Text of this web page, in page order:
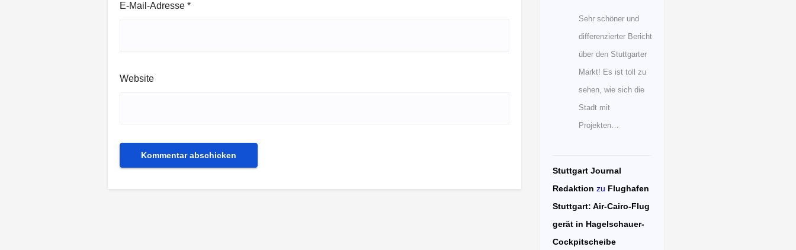
E-Mail-Adresse *
Website
Sehr schöner und
differenzierter Bericht
über den Stuttgarter
Markt! Es ist toll zu
sehen, wie sich die
Stadt mit
Projekten…
Stuttgart Journal
Redaktion zu Flughafen
Stuttgart: Air-Cairo-Flug
gerät in Hagelschauer-
Cockpitscheibe